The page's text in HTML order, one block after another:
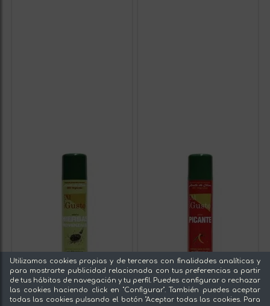
Utilizamos cookies propias y de terceros con finalidades analíticas y
para mostrarte publicidad relacionada con tus preferencias a partir
de tus hábitos de navegación y tu perfil. Puedes configurar o rechazar
las cookies haciendo click en "Configurar". También puedes aceptar
todas las cookies pulsando el botón "Aceptar todas las cookies. Para